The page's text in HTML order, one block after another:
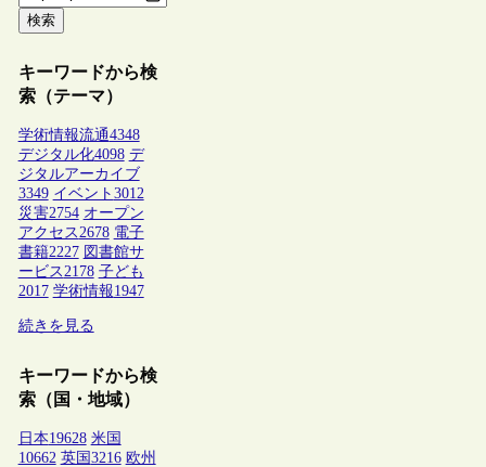
検索
キーワードから検
索（テーマ）
学術情報流通4348
デジタル化4098 デ
ジタルアーカイブ
3349 イベント 3012
災害2754 オープン
アクセス2678 電子
書籍2227 図書館サ
ービス2178 子ども
2017 学術情報1947
続きを見る
キーワードから検
索（国・地域）
日本19628 米国
10662 英国 3216 欧州